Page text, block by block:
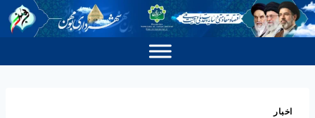
اخبار